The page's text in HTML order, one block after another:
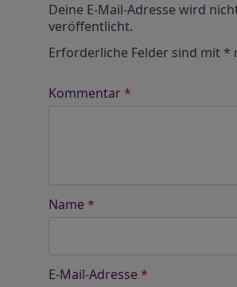
Deine E-Mail-Adresse wird
veröffentlicht.
Erforderliche Felder sind mit*
Kommentar*
Name *
E-Mail-Adresse *